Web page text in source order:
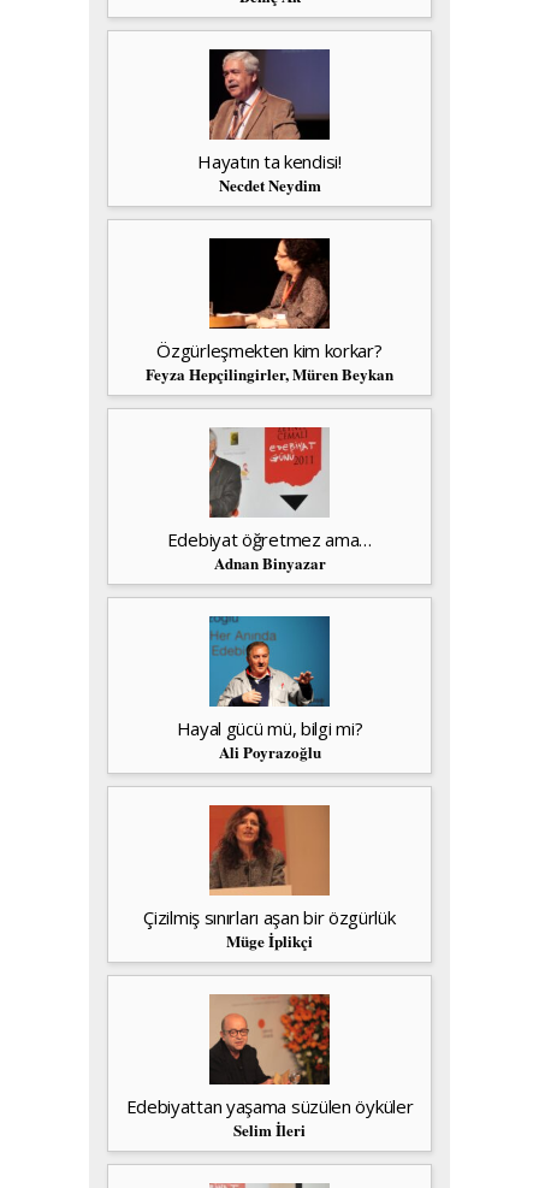
Hayatın ta kendisi!
Necdet Neydim
Özgürleşmekten kim korkar?
Feyza Hepçilingirler, Müren Beykan
Edebiyat öğretmez ama…
Adnan Binyazar
Hayal gücü mü, bilgi mi?
Ali Poyrazoğlu
Çizilmiş sınırları aşan bir özgürlük
Müge İplikçi
Edebiyattan yaşama süzülen öyküler
Selim İleri